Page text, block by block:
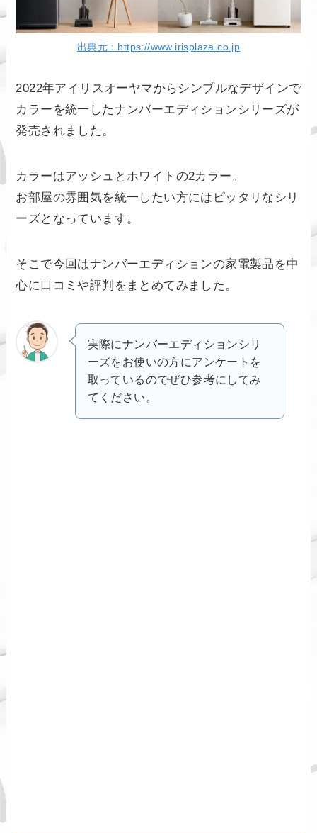
出典元：https://www.irisplaza.co.jp
2022年アイリスオーヤマからシンプルなデザインで
カラーを統一したナンバーエディションシリーズが
発売されました。
カラーはアッシュとホワイトの2カラー。
お部屋の雰囲気を統一したい方にはピッタリなシリ
ーズとなっています。
そこで今回はナンバーエディションの家電製品を中
心に口コミや評判をまとめてみました。
実際にナンバーエディションシリ
ーズをお使いの方にアンケートを
取っているのでぜひ参考にしてみ
てください。